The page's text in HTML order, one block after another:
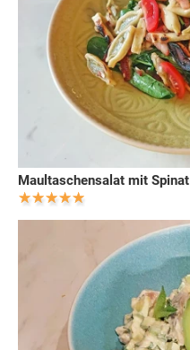
Maultaschensalat mit Spinat